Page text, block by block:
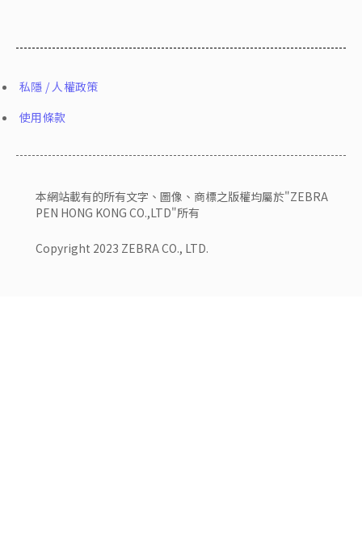
本網站載有的所有文字、圖像、商標之版權均屬於"ZEBRA
PEN HONG KONG CO.,LTD"所有
Copyright 2023 ZEBRA CO., LTD.
私隱 / 人權政策
使用條款